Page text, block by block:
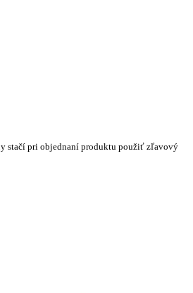
stačí pri objednaní produktu použiť zľavový